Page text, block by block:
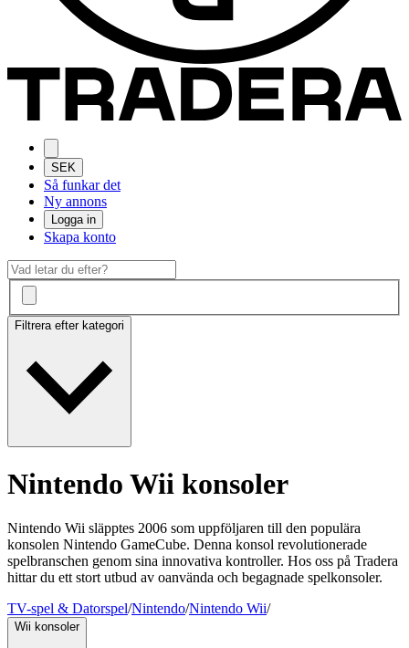
SEK
Så funkar det
Ny annons
Logga in
Skapa konto
Filtrera efter kategori
Nintendo Wii konsoler
Nintendo Wii släpptes 2006 som uppföljaren till den populära
konsolen Nintendo GameCube. Denna konsol revolutionerade
spelbranschen genom sina innovativa kontroller. Hos oss på Tradera
hittar du ett stort utbud av oanvända och begagnade spelkonsoler.
TV-spel & Datorspel/Nintendo/Nintendo Wii/
Wii konsoler